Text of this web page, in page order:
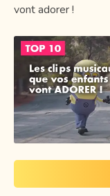
vont adorer !